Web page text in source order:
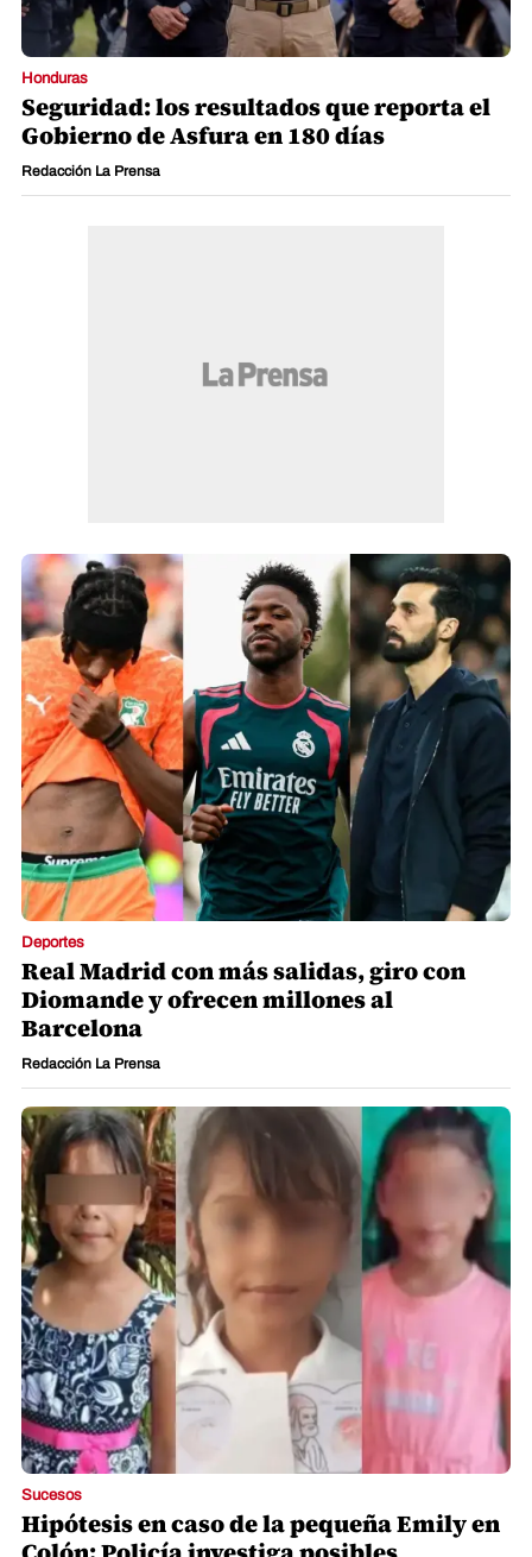
Honduras
Seguridad: los resultados que reporta el
Gobierno de Asfura en 180 días
Redacción La Prensa
Deportes
Real Madrid con más salidas, giro con
Diomande y ofrecen millones al
Barcelona
Redacción La Prensa
Sucesos
Hipótesis en caso de la pequeña Emily en